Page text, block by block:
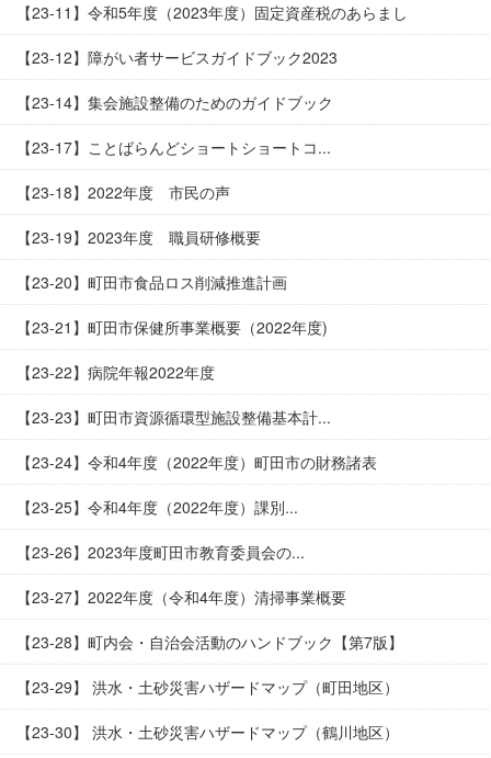
【23-11】令和5年度（2023年度）固定資産税のあらまし
【23-12】障がい者サービスガイドブック2023
【23-14】集会施設整備のためのガイドブック
【23-17】ことばらんどショートショートコ...
【23-18】2022年度 市民の声
【23-19】2023年度 職員研修概要
【23-20】町田市食品ロス削減推進計画
【23-21】町田市保健所事業概要（2022年度)
【23-22】病院年報2022年度
【23-23】町田市資源循環型施設整備基本計...
【23-24】令和4年度（2022年度）町田市の財務諸表
【23-25】令和4年度（2022年度）課別...
【23-26】2023年度町田市教育委員会の...
【23-27】2022年度（令和4年度）清掃事業概要
【23-28】町内会・自治会活動のハンドブック【第7版】
【23-29】 洪水・土砂災害ハザードマップ（町田地区）
【23-30】 洪水・土砂災害ハザードマップ（鶴川地区）